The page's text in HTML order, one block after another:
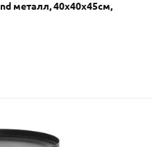
металл, 40х40х45см,